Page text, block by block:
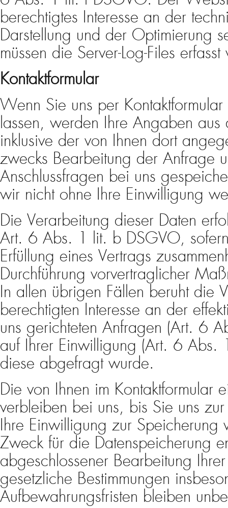
berechtigtes Interesse an der
Darstellung und der Optimierung
müssen die Server-Log-Files
Kontaktformular
Wenn Sie uns per
lassen, werden Ihre Angaben aus
inklusive der von Ihnen dort
zwecks Bearbeitung der Anfrage
Anschlussfragen bei uns
wir nicht ohne Ihre Einwilligung
Die Verarbeitung dieser Daten
Art. 6 Abs. 1 lit. b DSGVO,
Erfüllung eines Vertrags
Durchführung vorvertraglicher
In allen übrigen Fällen beruht die
berechtigten Interesse an der
uns gerichteten Anfragen (Art. 6
auf Ihrer Einwilligung (Art. 6 Abs.
diese abgefragt wurde.
Die von Ihnen im Kontaktformular
verbleiben bei uns, bis Sie uns
Ihre Einwilligung zur Speicherung
Zweck für die Datenspeicherung
abgeschlossener Bearbeitung
gesetzliche Bestimmungen
Aufbewahrungsfristen bleiben